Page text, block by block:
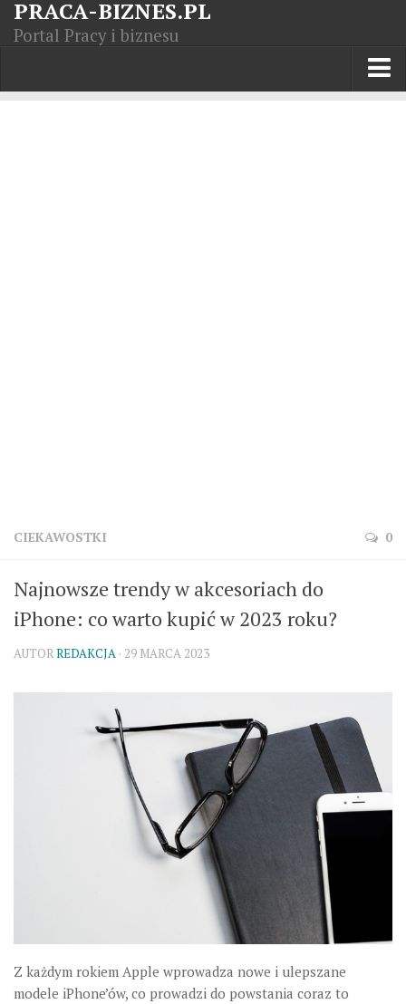
PRACA-BIZNES.PL
Portal Pracy i biznesu
CIEKAWOSTKI 0
Najnowsze trendy w akcesoriach do
iPhone: co warto kupić w 2023 roku?
AUTORREDAKCJA · 29 MARCA 2023
Z każdym rokiem Apple wprowadza nowe i ulepszane
modele iPhone’ów, co prowadzi do powstania coraz to